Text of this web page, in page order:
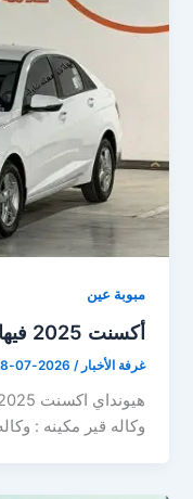
مبوبة عين
أكسنت 2025 فيها رش قطعة رفرف للبيع
غرفة الأخبار/
2026-07-28
وكاله قير مكينه :